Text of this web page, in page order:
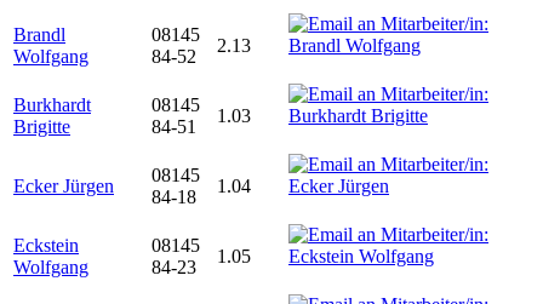
Brandl
Wolfgang
08145
84-52
2.13
Burkhardt
Brigitte
08145
84-51
1.03
Ecker Jürgen
08145
84-18
1.04
Eckstein
Wolfgang
08145
84-23
1.05